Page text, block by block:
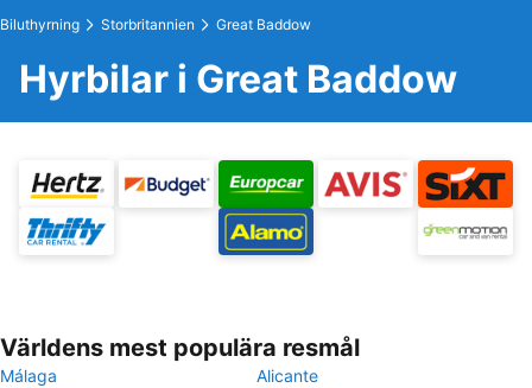
Biluthyrning Storbritannien Great Baddow
Hyrbilar i Great Baddow
Världens mest populära resmål
Málaga
Alicante